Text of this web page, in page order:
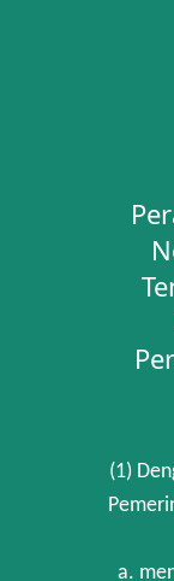
(1)
a.